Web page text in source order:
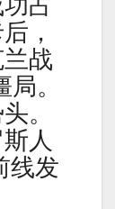
，
战
。
。
人
线发